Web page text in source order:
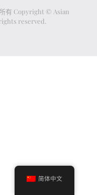
有 Copyright © Asian
reserved.
简体中文